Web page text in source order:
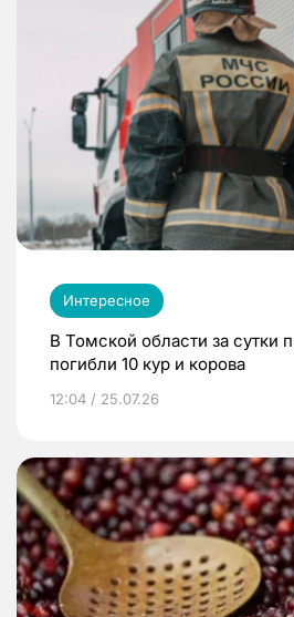
Интересное
В Томской области за сутки
погибли 10 кур и корова
12:04 / 25.07.26